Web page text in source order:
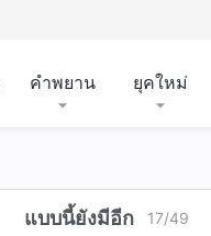
คำพยาน ยุคใหม่
แบบนี้ยังมีอีก 17/49
พ
พร